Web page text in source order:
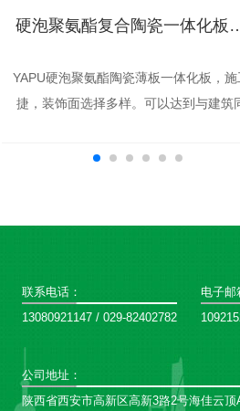
硬泡聚氨酯复合陶瓷一体
YAPU硬泡聚氨酯陶瓷薄板一体化板，施
捷，装饰面选择多样。可以达到与建筑
泡聚氨酯复合陶瓷一体化板应用于汉阴
联系电话：
13080921147 / 029-82402782
电子邮
公司地址：
陕西省西安市高新区高新3路2号海佳云顶